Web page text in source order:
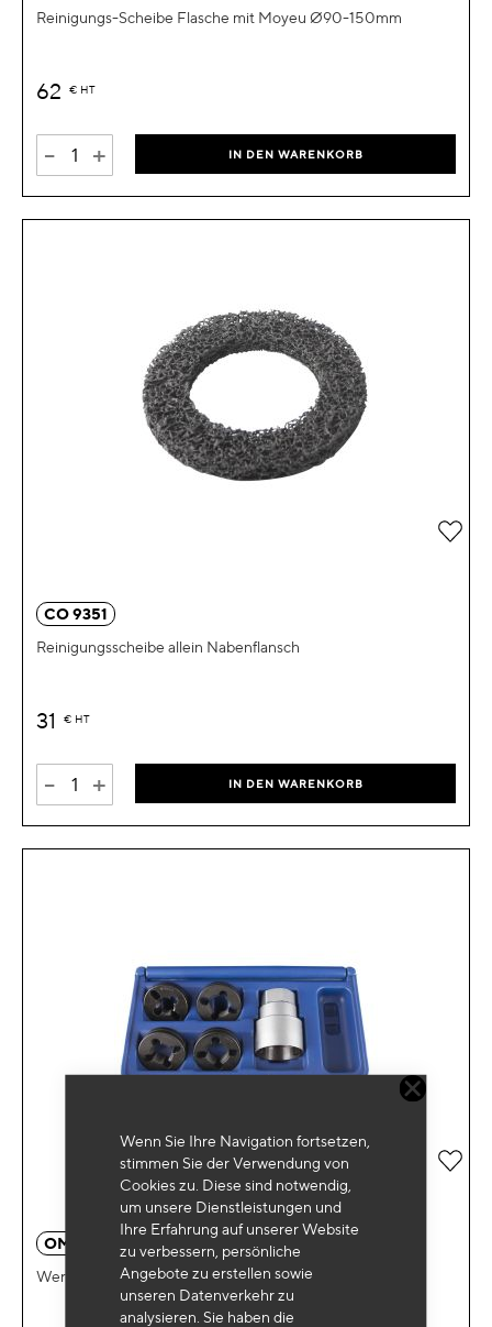
Wenn Sie Ihre Navigation fortsetzen,
stimmen Sie der Verwendung von
Cookies zu. Diese sind notwendig,
um unsere Dienstleistungen und
Ihre Erfahrung auf unserer Website
zu verbessern, persönliche
Angebote zu erstellen sowie
unseren Datenverkehr zu
analysieren. Sie haben die
Reinigungs-Scheibe Flasche mit Moyeu Ø90-150mm
62 € HT
- + IN DEN WARENKORB
CO 9351
Reinigungsscheibe allein Nabenflansch
31 € HT
- + IN DEN WARENKORB
Zur
OM 9311
Werkzeug zur Reparatur von Bolzen an PL-Rädern
Zur